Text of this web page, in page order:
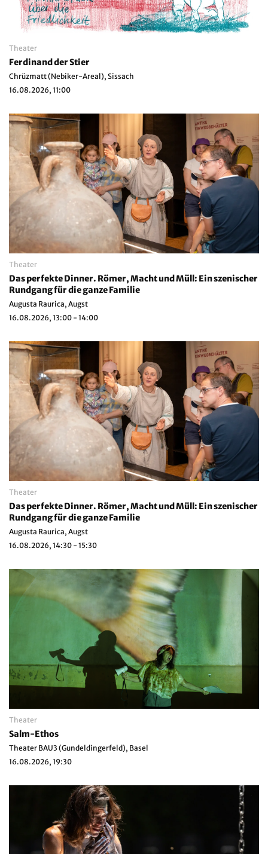
Theater
Ferdinand der Stier
Chrüzmatt (Nebiker-Areal), Sissach
16.08.2026, 11:00
Theater
Das perfekte Dinner. Römer, Macht und Müll: Ein szenischer
Rundgang für die ganze Familie
Augusta Raurica, Augst
16.08.2026, 13:00 - 14:00
Theater
Das perfekte Dinner. Römer, Macht und Müll: Ein szenischer
Rundgang für die ganze Familie
Augusta Raurica, Augst
16.08.2026, 14:30 - 15:30
Theater
Salm-Ethos
Theater BAU3 (Gundeldingerfeld), Basel
16.08.2026, 19:30